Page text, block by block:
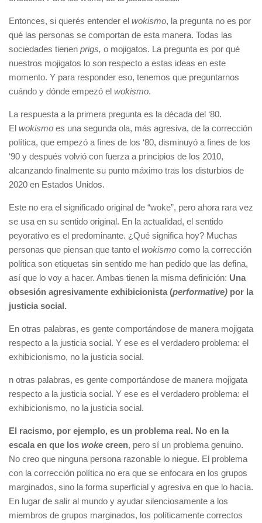
Entonces, si querés entender el wokismo, la pregunta no es por
qué las personas se comportan de esta manera. Todas las
sociedades tienen prigs, o mojigatos. La pregunta es por qué
nuestros mojigatos lo son respecto a estas ideas en este
momento. Y para responder eso, tenemos que preguntarnos
cuándo y dónde empezó el wokismo.
La respuesta a la primera pregunta es la década del ‘80.
El wokismo es una segunda ola, más agresiva, de la corrección
política, que empezó a fines de los ‘80, disminuyó a fines de los
‘90 y después volvió con fuerza a principios de los 2010,
alcanzando finalmente su punto máximo tras los disturbios de
2020 en Estados Unidos.
Este no era el significado original de “woke”, pero ahora rara vez
se usa en su sentido original. En la actualidad, el sentido
peyorativo es el predominante. ¿Qué significa hoy? Muchas
personas que piensan que tanto el wokismo como la corrección
política son etiquetas sin sentido me han pedido que las defina,
así que lo voy a hacer. Ambas tienen la misma definición: Una
obsesión agresivamente exhibicionista (performative) por la
justicia social.
En otras palabras, es gente comportándose de manera mojigata
respecto a la justicia social. Y ese es el verdadero problema: el
exhibicionismo, no la justicia social.
n otras palabras, es gente comportándose de manera mojigata
respecto a la justicia social. Y ese es el verdadero problema: el
exhibicionismo, no la justicia social.
El racismo, por ejemplo, es un problema real. No en la
escala en que los woke creen, pero sí un problema genuino.
No creo que ninguna persona razonable lo niegue. El problema
con la corrección política no era que se enfocara en los grupos
marginados, sino la forma superficial y agresiva en que lo hacía.
En lugar de salir al mundo y ayudar silenciosamente a los
miembros de grupos marginados, los políticamente correctos